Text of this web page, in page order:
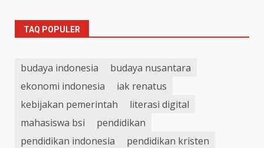
TAQ POPULER
budaya indonesia
budaya nusantara
ekonomi indonesia
iak renatus
kebijakan pemerintah
literasi digital
mahasiswa bsi
pendidikan
pendidikan indonesia
pendidikan kristen